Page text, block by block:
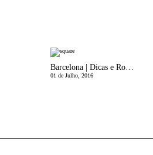
Barcelona | Dicas e Roteiro
01 de Julho, 2016